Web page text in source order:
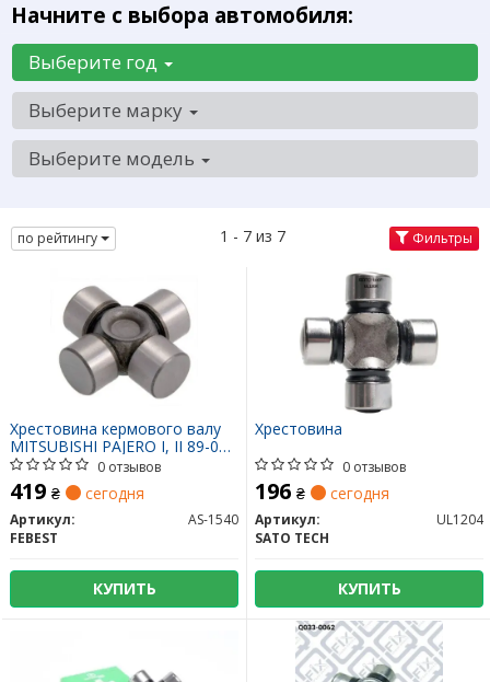
Начните с выбора автомобиля:
Выберите год
Выберите марку
Выберите модель
по рейтингу 1 - 7 из 7 Фильтры
Хрестовина кермового валу
MITSUBISHI PAJERO I, II 89-00
(Вир-во FEBEST)
0 отзывов
419 ₴ сегодня
Артикул:
AS-1540
FEBEST
КУПИТЬ
Хрестовина
0 отзывов
196 ₴ сегодня
Артикул:
UL1204
SATO TECH
КУПИТЬ